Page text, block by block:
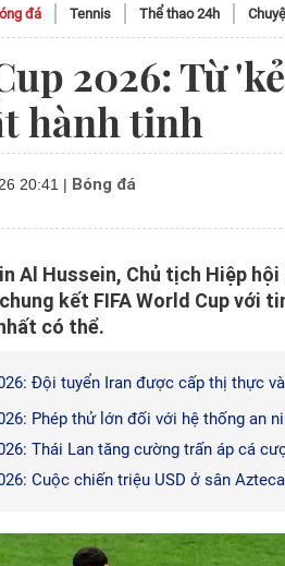
đá Tennis Thể thao 24h
2026: Từ
hành tinh
20:41 | Bóng đá
Al Hussein, Chủ tịch Hiệp
kết FIFA World Cup với
có thể.
Đội tuyển Iran được cấp thị thực
Phép thử lớn đối với hệ thống an
Thái Lan tăng cường trấn áp cá
Cuộc chiến triệu USD ở sân Azteca